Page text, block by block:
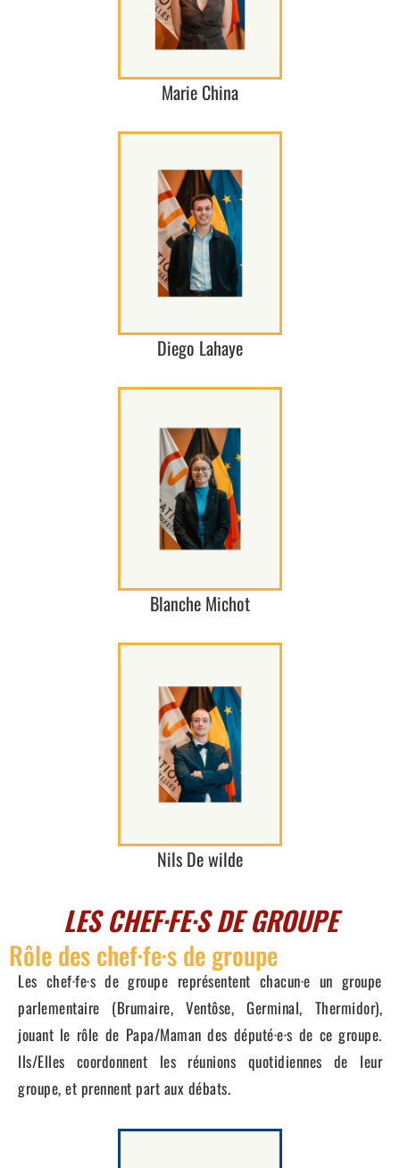
Marie China
Diego Lahaye
Blanche Michot
Nils De wilde
LES CHEF·FE·S DE GROUPE
Rôle des chef·fe·s de groupe
Les chef·fe·s de groupe représentent chacun·e un groupe
parlementaire (Brumaire, Ventôse, Germinal, Thermidor),
jouant le rôle de Papa/Maman des député·e·s de ce groupe.
Ils/Elles coordonnent les réunions quotidiennes de leur
groupe, et prennent part aux débats.